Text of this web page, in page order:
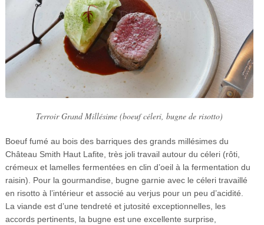
Terroir Grand Millésime (boeuf céleri, bugne de risotto)
Boeuf fumé au bois des barriques des grands millésimes du
Château Smith Haut Lafite, très joli travail autour du céleri (rôti,
crémeux et lamelles fermentées en clin d’oeil à la fermentation du
raisin). Pour la gourmandise, bugne garnie avec le céleri travaillé
en risotto à l’intérieur et associé au verjus pour un peu d’acidité.
La viande est d’une tendreté et jutosité exceptionnelles, les
accords pertinents, la bugne est une excellente surprise,